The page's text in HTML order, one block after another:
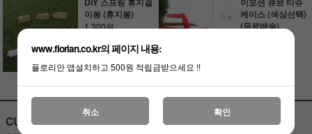
이봉 (휴지봉)
1,300원
케이스 (색상선택)
(무료배송)
CUSTOMER CENTER BANK ACCOUNT
www.florian.co.kr의 페이지 내용:
플로리안 앱설치하고 500원 적립금받으세요 !!
취소 확인